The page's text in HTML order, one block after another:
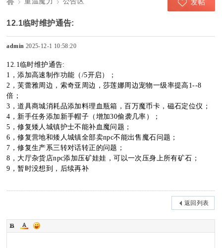
Di
sc
uz
!
› ›
发帖
12.1临时维护通告:
admin 2025-12-1 10:58:20
12.1临时维护通告:
1，添加高速制作功能（/5开启）；
2，芙蕾雅周边，索奇亚周边，莎莲娜周边宠物一级率提高1--8
倍；
3，道具商城消耗品添加料理血瓶箱，百万魔币卡，磁石定位仪；
4，新手任务添加新手帽子（增加30偷袭几率）；
5，修复矮人城镇护士不能补血魔问题；
6，修复营地和矮人城镇全部卖npc不能出售魔石问题；
7，修复生产系三转对话转正的问题；
8，大厅杂货店npc添加压矿娃娃，可以一次压身上所有矿石；
9，暂时没想到，后续再补
返回列表